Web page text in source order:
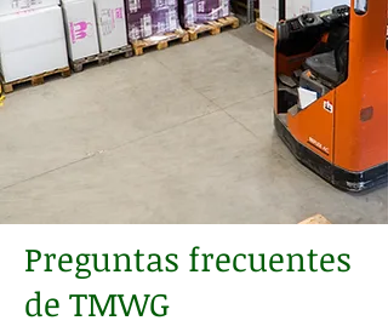
Preguntas frecuentes
de TMWG